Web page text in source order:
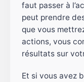
faut passer à
peut prendre
que vous
actions, vous
résultats sur
Et si vous avez